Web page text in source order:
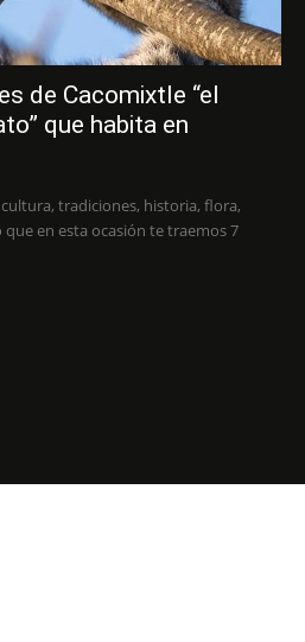
de Cacomixtle “el
que habita en
tradiciones, historia, flora,
en esta ocasión te traemos 7